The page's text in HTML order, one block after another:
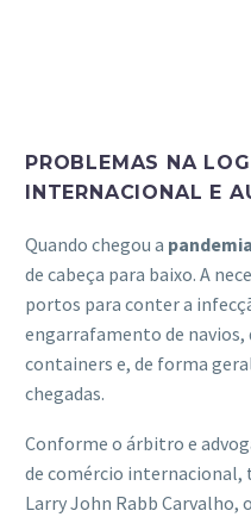
PROBLEMAS NA
INTERNACIONAL E
Quando chegou a pandemia
de cabeça para baixo. A
portos para conter a
engarrafamento de navios,
containers e, de forma
chegadas.
Conforme o árbitro e
de comércio
Larry John Rabb